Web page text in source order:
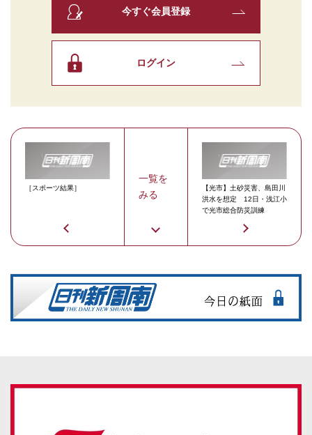
今すぐ会員登録
ログイン
［スポーツ結果］
一覧を
みる
【光市】土砂災害、島田川
洪水を想定 12日・浅江小
で光市総合防災訓練